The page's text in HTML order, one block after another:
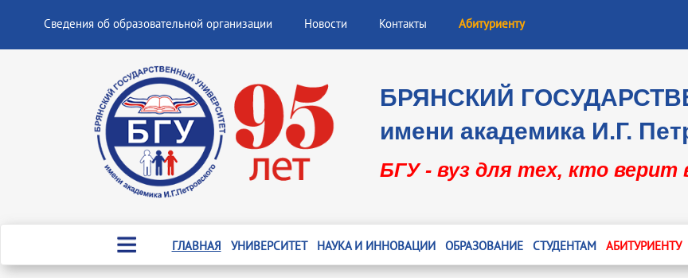
Сведения об образовательной организации Новости Контакты Абитуриенту
БРЯНСКИЙ
имени академика И.Г.
БГУ - вуз для тех, кто верит
ГЛАВНАЯ УНИВЕРСИТЕТ НАУКА И ИННОВАЦИИ ОБРАЗОВАНИЕ СТУДЕНТАМ АБИТУРИЕНТУ